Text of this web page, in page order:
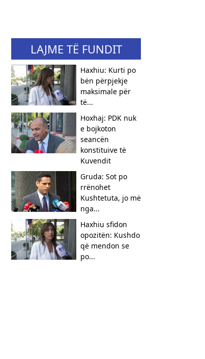
LAJME TË FUNDIT
Haxhiu: Kurti po
bën përpjekje
maksimale për
të...
Hoxhaj: PDK nuk
e bojkoton
seancën
konstituive të
Kuvendit
Gruda: Sot po
rrënohet
Kushtetuta, jo më
nga...
Haxhiu sfidon
opozitën: Kushdo
që mendon se
po...